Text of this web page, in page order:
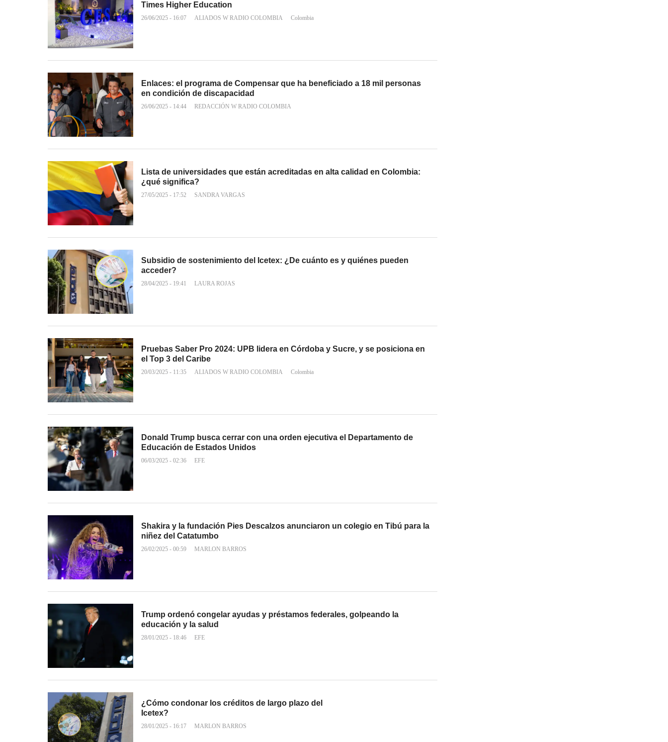
Times Higher Education
26/06/2025 - 16:07 ALIADOS W RADIO COLOMBIA Colombia
Enlaces: el programa de Compensar que ha beneficiado a 18 mil personas
en condición de discapacidad
26/06/2025 - 14:44 REDACCIÓN W RADIO COLOMBIA
Lista de universidades que están acreditadas en alta calidad en Colombia:
¿qué significa?
27/05/2025 - 17:52 SANDRA VARGAS
Subsidio de sostenimiento del Icetex: ¿De cuánto es y quiénes pueden
acceder?
28/04/2025 - 19:41 LAURA ROJAS
Pruebas Saber Pro 2024: UPB lidera en Córdoba y Sucre, y se posiciona en
el Top 3 del Caribe
20/03/2025 - 11:35 ALIADOS W RADIO COLOMBIA Colombia
Donald Trump busca cerrar con una orden ejecutiva el Departamento de
Educación de Estados Unidos
06/03/2025 - 02:36 EFE
Shakira y la fundación Pies Descalzos anunciaron un colegio en Tibú para la
niñez del Catatumbo
26/02/2025 - 00:59 MARLON BARROS
Trump ordenó congelar ayudas y préstamos federales, golpeando la
educación y la salud
28/01/2025 - 18:46 EFE
¿Cómo condonar los créditos de largo plazo del
Icetex?
28/01/2025 - 16:17 MARLON BARROS